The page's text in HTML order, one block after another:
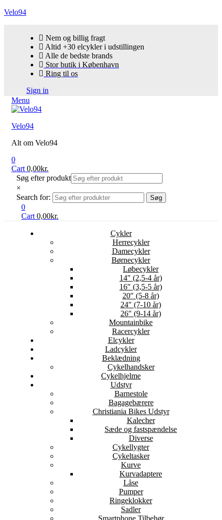
Velo94
Nem og billig fragt
Altid +30 elcykler i udstillingen
Alle de bedste brands
Stor butik i København
Ring til os
Sign in
Menu
Velo94
Alt om Velo94
0
Cart 0,00kr.
Søg efter produkt
×
Search for:
Søg
0
Cart 0,00kr.
Cykler
Herrecykler
Damecykler
Børnecykler
Løbecykler
14″ (2,5-4 år)
16″ (3,5-5 år)
20″ (5-8 år)
24″ (7-10 år)
26″ (9-14 år)
Mountainbike
Racercykler
Elcykler
Ladcykler
Beklædning
Cykelhandsker
Cykelhjelme
Udstyr
Barnestole
Bagagebærere
Christiania Bikes Udstyr
Kalecher
Sæde og fastspændelse
Diverse
Cykellygter
Cykeltasker
Kurve
Kurvadaptere
Låse
Pumper
Ringeklokker
Sadler
Smartphone Tilbehør